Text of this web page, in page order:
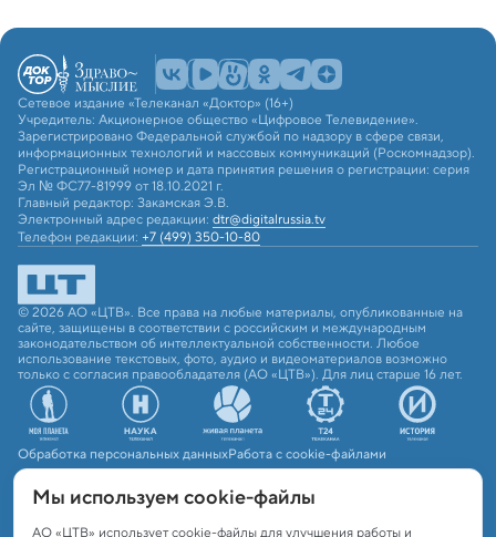
Сетевое издание «Телеканал «Доктор» (16+)
Учредитель: Акционерное общество «Цифровое Телевидение».
Зарегистрировано Федеральной службой по надзору в сфере связи,
информационных технологий и массовых коммуникаций (Роскомнадзор).
Регистрационный номер и дата принятия решения о регистрации: серия
Эл № ФС77-81999 от 18.10.2021 г.
Главный редактор: Закамская Э.В.
Электронный адрес редакции: dtr@digitalrussia.tv
Телефон редакции: +7 (499) 350-10-80
© 2026 АО «ЦТВ». Все права на любые материалы, опубликованные на
сайте, защищены в соответствии с российским и международным
законодательством об интеллектуальной собственности. Любое
использование текстовых, фото, аудио и видеоматериалов возможно
только с согласия правообладателя (АО «ЦТВ»). Для лиц старше 16 лет.
Обработка персональных данныхРабота с cookie-файлами
Мы используем сookie-файлы
АО «ЦТВ» использует cookie-файлы для улучшения работы и